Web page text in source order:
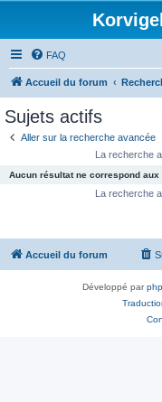
FAQ
Accueil du forum
Sujets actifs
Aller sur la recherche avancée
La recherche
Aucun résultat ne correspond
La recherche
Accueil du forum
Développé par